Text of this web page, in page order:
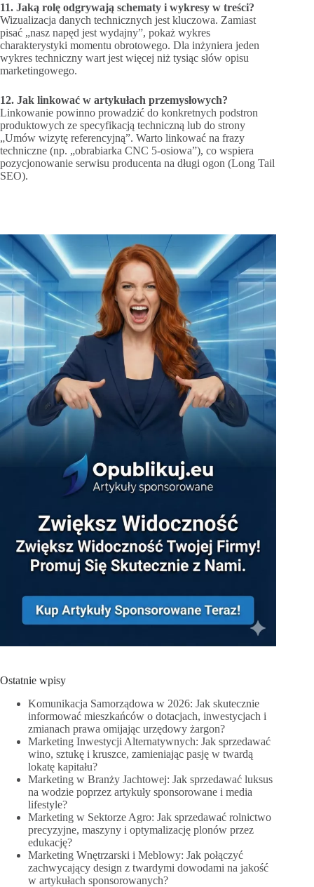
11. Jaką rolę odgrywają schematy i wykresy w treści?
Wizualizacja danych technicznych jest kluczowa. Zamiast
pisać „nasz napęd jest wydajny”, pokaż wykres
charakterystyki momentu obrotowego. Dla inżyniera jeden
wykres techniczny wart jest więcej niż tysiąc słów opisu
marketingowego.
12. Jak linkować w artykułach przemysłowych?
Linkowanie powinno prowadzić do konkretnych podstron
produktowych ze specyfikacją techniczną lub do strony
„Umów wizytę referencyjną”. Warto linkować na frazy
techniczne (np. „obrabiarka CNC 5-osiowa”), co wspiera
pozycjonowanie serwisu producenta na długi ogon (Long Tail
SEO).
Ostatnie wpisy
Komunikacja Samorządowa w 2026: Jak skutecznie
informować mieszkańców o dotacjach, inwestycjach i
zmianach prawa omijając urzędowy żargon?
Marketing Inwestycji Alternatywnych: Jak sprzedawać
wino, sztukę i kruszce, zamieniając pasję w twardą
lokatę kapitału?
Marketing w Branży Jachtowej: Jak sprzedawać luksus
na wodzie poprzez artykuły sponsorowane i media
lifestyle?
Marketing w Sektorze Agro: Jak sprzedawać rolnictwo
precyzyjne, maszyny i optymalizację plonów przez
edukację?
Marketing Wnętrzarski i Meblowy: Jak połączyć
zachwycający design z twardymi dowodami na jakość
w artykułach sponsorowanych?